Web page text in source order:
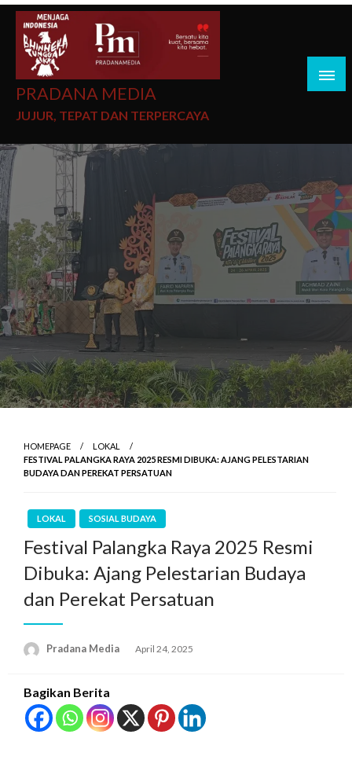
PRADANA MEDIA
JUJUR, TEPAT DAN TERPERCAYA
HOMEPAGE
LOKAL
FESTIVAL PALANGKA RAYA 2025 RESMI DIBUKA: AJANG PELESTARIAN
BUDAYA DAN PEREKAT PERSATUAN
LOKAL SOSIAL BUDAYA
Festival Palangka Raya 2025 Resmi
Dibuka: Ajang Pelestarian Budaya
dan Perekat Persatuan
Pradana Media April 24, 2025
Bagikan Berita